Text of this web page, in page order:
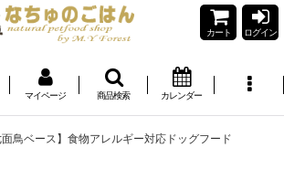
カート ログイン
マイページ 商品検索 カレンダー
面鳥ベース】食物アレルギー対応ドッグフード